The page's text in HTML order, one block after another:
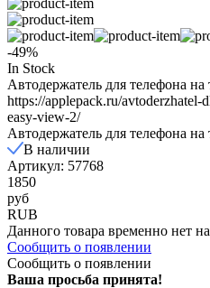
-49%
In Stock
Автодержатель для телефона
https://applepack.ru/avtoderzhatel-
easy-view-2/
Автодержатель для телефона
В наличии
Артикул: 57768
1850
руб
RUB
Данного товара временно нет
Сообщить о появлении
Сообщить о появлении
Ваша просьба принята!